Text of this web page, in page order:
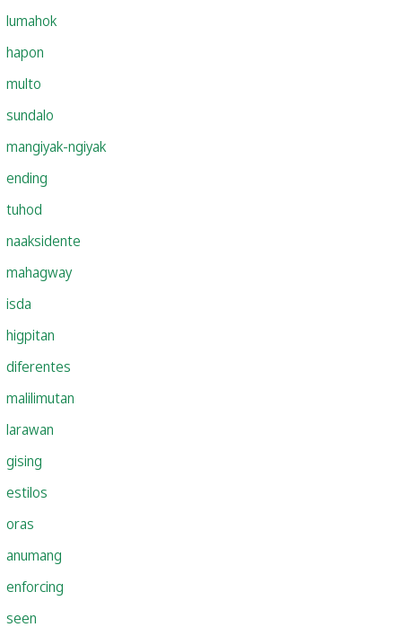
lumahok
hapon
multo
sundalo
mangiyak-ngiyak
ending
tuhod
naaksidente
mahagway
isda
higpitan
diferentes
malilimutan
larawan
gising
estilos
oras
anumang
enforcing
seen